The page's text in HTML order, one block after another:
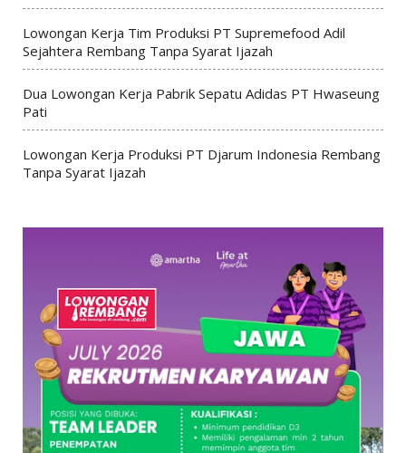
Lowongan Kerja Tim Produksi PT Supremefood Adil
Sejahtera Rembang Tanpa Syarat Ijazah
Dua Lowongan Kerja Pabrik Sepatu Adidas PT Hwaseung
Pati
Lowongan Kerja Produksi PT Djarum Indonesia Rembang
Tanpa Syarat Ijazah